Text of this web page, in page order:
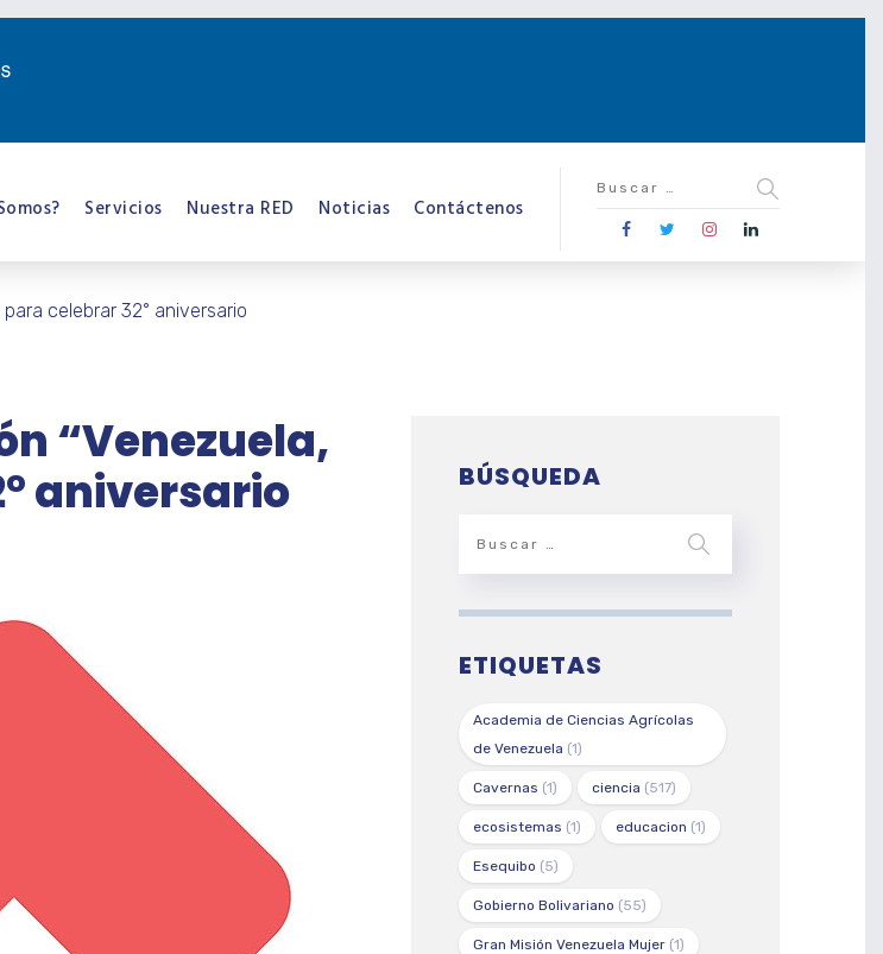
Servicios Nuestra RED Noticias Contáctenos
celebrar 32° aniversario
“Venezuela,
aniversario
BÚSQUEDA
ETIQUETAS
Academia de Ciencias Agrícolas
de Venezuela (1)
Cavernas (1) ciencia (517)
ecosistemas (1) educacion (1)
Esequibo (5)
Gobierno Bolivariano (55)
Gran Misión Venezuela Mujer (1)